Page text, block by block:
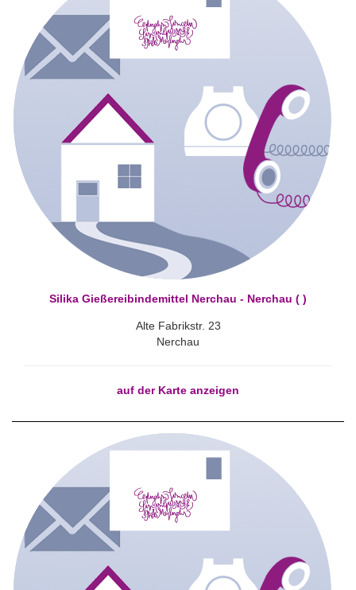
Silika Gießereibindemittel Nerchau - Nerchau ( )
Alte Fabrikstr. 23
Nerchau
auf der Karte anzeigen